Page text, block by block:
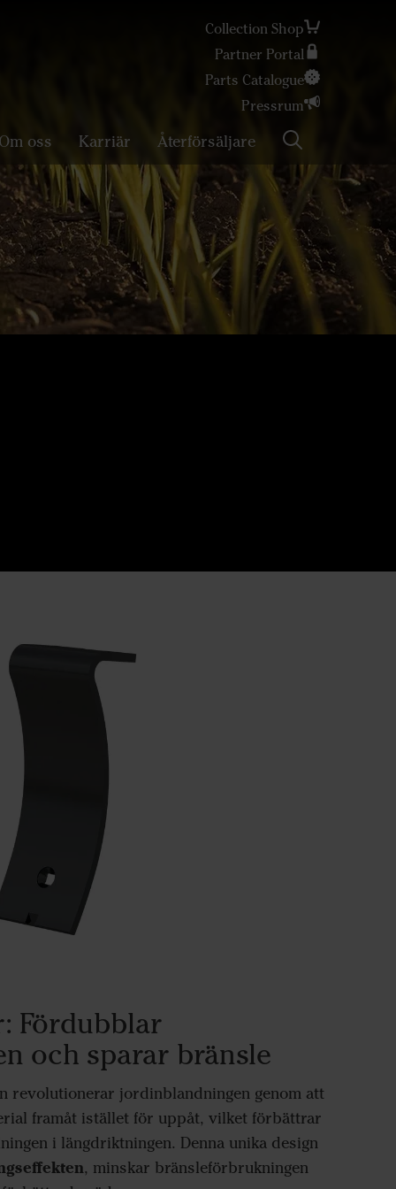
Collection Shop
Partner Portal
Parts Catalogue
Pressrum
Om oss Karriär
Återförsäljare
Sök
Fördubblar
och sparar bränsle
revolutionerar jordinblandningen genom att
framåt istället för uppåt, vilket förbättrar
i längdriktningen. Denna unika design
, minskar bränsleförbrukningen